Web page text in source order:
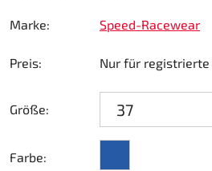
Marke: Speed-Racewear
Preis: Nur für
Größe:
Farbe:
Lenkung
Luft
Motorbock
Plastik CIK Dynamica